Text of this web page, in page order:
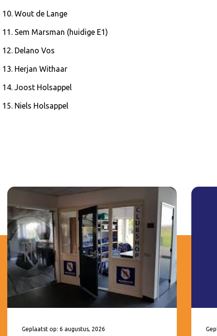
Wout de Lange
Sem Marsman (huidige E1)
Delano Vos
Herjan Withaar
Joost Holsappel
Niels Holsappel
Geplaatst op: 6 augustus, 2026